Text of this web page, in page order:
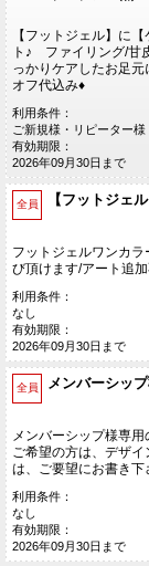
【フットジェル】に
ト♪ ファイリング/甘
っかりケアしたお足
オフ代込み♦
利用条件：
ご新規様・リピーター様
有効期限：
2026年09月30日まで
全員
【フットジェ
フットジェルワンカ
び頂けます/アート追
利用条件：
なし
有効期限：
2026年09月30日まで
全員 メンバーシッ
メンバーシップ様専
ご希望の方は、デザイ
は、ご要望にお書き下
利用条件：
なし
有効期限：
2026年09月30日まで